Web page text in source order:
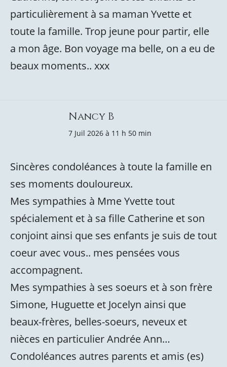
particulièrement à sa maman Yvette et
toute la famille. Trop jeune pour partir, elle
a mon âge. Bon voyage ma belle, on a eu de
beaux moments.. xxx
Nancy B
7 Juil 2026 à 11 h 50 min
Sincères condoléances à toute la famille en
ses moments douloureux.
Mes sympathies à Mme Yvette tout
spécialement et à sa fille Catherine et son
conjoint ainsi que ses enfants je suis de tout
coeur avec vous.. mes pensées vous
accompagnent.
Mes sympathies à ses soeurs et à son frère
Simone, Huguette et Jocelyn ainsi que
beaux-frères, belles-soeurs, neveux et
nièces en particulier Andrée Ann…
Condoléances autres parents et amis (es)